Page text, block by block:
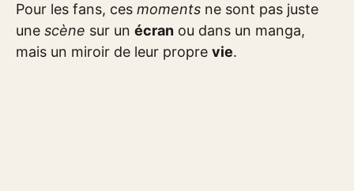
Pour les fans, ces moments ne sont pas juste
une scène sur un écran ou dans un manga,
mais un miroir de leur propre vie.